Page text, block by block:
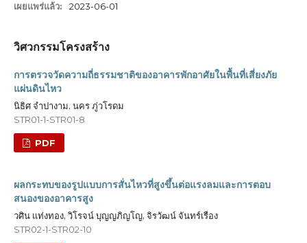
เผยแพร่แล้ว: 2023-06-01
วิศวกรรมโครงสร้าง
การตรวจวัดความถี่ธรรมชาติของอาคารพักอาศัยในพื้นที่เสี่ยงภัย
แผ่นดินไหว
นิธิศ จำปางาม, นคร ภู่วโรดม
STR01-1-STR01-8
PDF
ผลกระทบของรูปแบบการสั่นไหวที่สูงขึ้นต่อแรงลมและการตอบ
สนองของอาคารสูง
วศิน แท่งทอง, วิโรจน์ บุญญภิญโญ, จิรวัฒน์ จันทร์เรือง
STR02-1-STR02-10